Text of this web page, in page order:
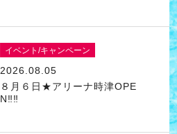
イベント/キャンペーン
2026.08.05
８月６日★アリーナ時津OPE
N‼‼